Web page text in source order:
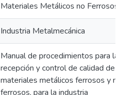
Materiales Metálicos no Ferrosos
Industria Metalmecánica
Manual de procedimientos para la
recepción y control de calidad de
materiales metálicos ferrosos y no
ferrosos, para la industria